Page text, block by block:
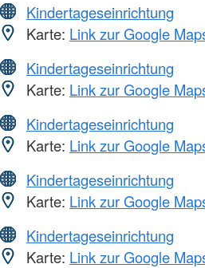
Kindertageseinrichtung
Karte: Link zur Google
Kindertageseinrichtung
Karte: Link zur Google
Kindertageseinrichtung
Karte: Link zur Google
Kindertageseinrichtung
Karte: Link zur Google
Kindertageseinrichtung
Karte: Link zur Google